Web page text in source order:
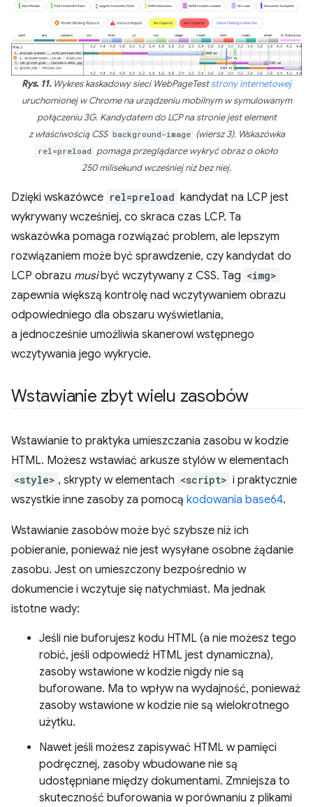
Rys. 11.Wykres kaskadowy sieci WebPageTeststrony internetowej
uruchomionej w Chrome na urządzeniu mobilnym w symulowanym
połączeniu 3G. Kandydatem do LCP na stronie jest element
z właściwością CSS background-image (wiersz 3). Wskazówka
rel=preload pomaga przeglądarce wykryć obraz o około
250 milisekund wcześniej niż bez niej.
Dzięki wskazówce rel=preload kandydat na LCP jest
wykrywany wcześniej, co skraca czas LCP. Ta
wskazówka pomaga rozwiązać problem, ale lepszym
rozwiązaniem może być sprawdzenie, czy kandydat do
LCP obrazu musibyć wczytywany z CSS. Tag <img>
zapewnia większą kontrolę nad wczytywaniem obrazu
odpowiedniego dla obszaru wyświetlania,
a jednocześnie umożliwia skanerowi wstępnego
wczytywania jego wykrycie.
Wstawianie zbyt wielu zasobów
Wstawianie to praktyka umieszczania zasobu w kodzie
HTML. Możesz wstawiać arkusze stylów w elementach
<style> , skrypty w elementach <script> i praktycznie
wszystkie inne zasoby za pomocą kodowania base64.
Wstawianie zasobów może być szybsze niż ich
pobieranie, ponieważ nie jest wysyłane osobne żądanie
zasobu. Jest on umieszczony bezpośrednio w
dokumencie i wczytuje się natychmiast. Ma jednak
istotne wady:
Jeśli nie buforujesz kodu HTML (a nie możesz tego
robić, jeśli odpowiedź HTML jest dynamiczna),
zasoby wstawione w kodzie nigdy nie są
buforowane. Ma to wpływ na wydajność, ponieważ
zasoby wstawione w kodzie nie są wielokrotnego
użytku.
Nawet jeśli możesz zapisywać HTML w pamięci
podręcznej, zasoby wbudowane nie są
udostępniane między dokumentami. Zmniejsza to
skuteczność buforowania w porównaniu z plikami